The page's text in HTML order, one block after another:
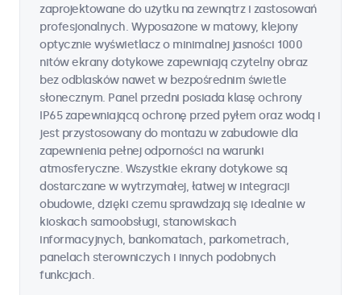
zaprojektowane do użytku na zewnątrz i zastosowań
profesjonalnych. Wyposażone w matowy, klejony
optycznie wyświetlacz o minimalnej jasności 1000
nitów ekrany dotykowe zapewniają czytelny obraz
bez odblasków nawet w bezpośrednim świetle
słonecznym. Panel przedni posiada klasę ochrony
IP65 zapewniającą ochronę przed pyłem oraz wodą i
jest przystosowany do montażu w zabudowie dla
zapewnienia pełnej odporności na warunki
atmosferyczne. Wszystkie ekrany dotykowe są
dostarczane w wytrzymałej, łatwej w integracji
obudowie, dzięki czemu sprawdzają się idealnie w
kioskach samoobsługi, stanowiskach
informacyjnych, bankomatach, parkometrach,
panelach sterowniczych i innych podobnych
funkcjach.